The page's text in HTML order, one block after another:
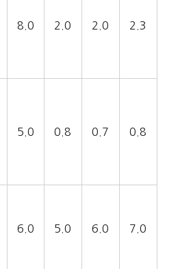
8.0 2.0 2.0 2.3
5.0 0.8 0.7 0.8
6.0 5.0 6.0 7.0